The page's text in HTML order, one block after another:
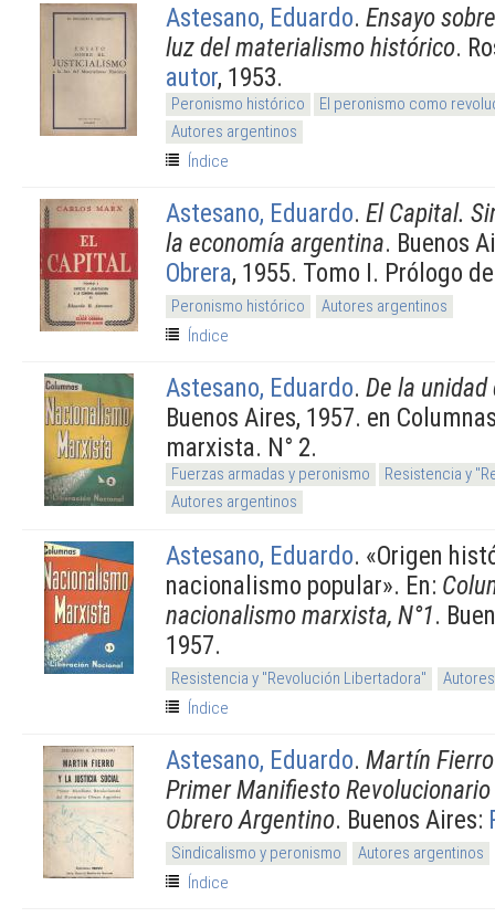
Astesano, Eduardo. Ensayo
luz del materialismo histórico.
autor, 1953.
Peronismo histórico
El peronismo como
Autores argentinos
Índice
Astesano, Eduardo. El Capital.
la economía argentina. Buenos
Obrera, 1955. Tomo I. Prólogo
Peronismo histórico
Autores argentinos
Índice
Astesano, Eduardo. De la
Buenos Aires, 1957. en
marxista. N° 2.
Fuerzas armadas y peronismo
Resistencia y
Autores argentinos
Astesano, Eduardo. «Origen
nacionalismo popular». En:
nacionalismo marxista, N°1.
1957.
Resistencia y "Revolución Libertadora"
Índice
Astesano, Eduardo. Martín
Primer Manifiesto
Obrero Argentino. Buenos Aires:
Sindicalismo y peronismo
Autores argentinos
Índice